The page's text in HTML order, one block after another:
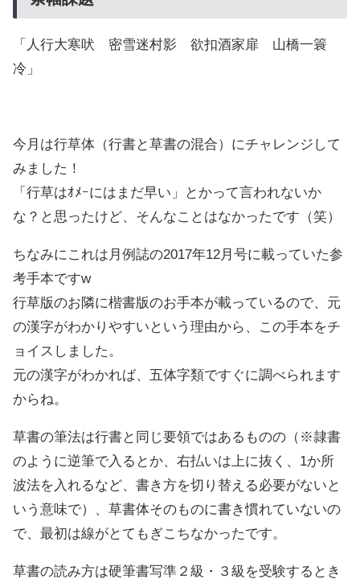
「人行大寒吠 密雪迷村影 欲扣酒家扉 山橋一簑
冷」
今月は行草体（行書と草書の混合）にチャレンジして
みました！
「行草はｵﾒｰにはまだ早い」とかって言われないか
な？と思ったけど、そんなことはなかったです（笑）
ちなみにこれは月例誌の2017年12月号に載っていた参
考手本ですw
行草版のお隣に楷書版のお手本が載っているので、元
の漢字がわかりやすいという理由から、この手本をチ
ョイスしました。
元の漢字がわかれば、五体字類ですぐに調べられます
からね。
草書の筆法は行書と同じ要領ではあるものの（※隷書
のように逆筆で入るとか、右払いは上に抜く、1か所
波法を入れるなど、書き方を切り替える必要がないと
いう意味で）、草書体そのものに書き慣れていないの
で、最初は線がとてもぎこちなかったです。
草書の読み方は硬筆書写準２級・３級を受験するとき